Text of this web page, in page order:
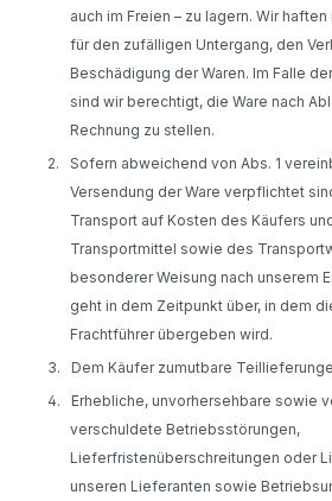
auch im Freien – zu lagern. Wir
für den zufälligen Untergang, den
Beschädigung der Waren. Im Falle
sind wir berechtigt, die Ware nach
Rechnung zu stellen.
2.
Sofern abweichend von Abs. 1
Versendung der Ware verpflichtet
Transport auf Kosten des Käufers
Transportmittel sowie des
besonderer Weisung nach unserem
geht in dem Zeitpunkt über, in dem
Frachtführer übergeben wird.
3.
Dem Käufer zumutbare
4.
Erhebliche, unvorhersehbare sowie
verschuldete Betriebsstörungen,
Lieferfristenüberschreitungen oder
unseren Lieferanten sowie